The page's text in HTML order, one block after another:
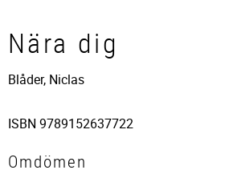
Nära dig
Blåder, Niclas
ISBN 9789152637722
Omdömen